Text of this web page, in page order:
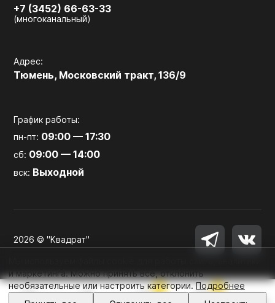
0 0
+7 (3452) 66-63-33
(многоканальный)
Адрес:
Тюмень, Московский тракт, 136/9
График работы:
пн-пт: 09:00 — 17:30
сб: 09:00 — 14:00
вск: Выходной
2026 © "Квадрат"
и маркетинга. Можно принять все, отклонить
необязательные или настроить категории.Подробнее